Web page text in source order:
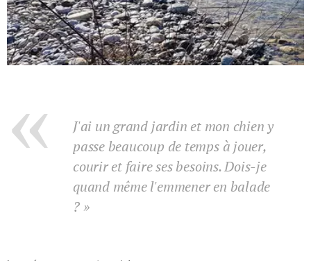
J'ai un grand jardin et mon chien y
passe beaucoup de temps à jouer,
courir et faire ses besoins. Dois-je
quand même l'emmener en balade
? »